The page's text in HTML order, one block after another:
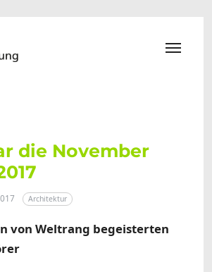
die November
Architektur
von Weltrang begeisterten